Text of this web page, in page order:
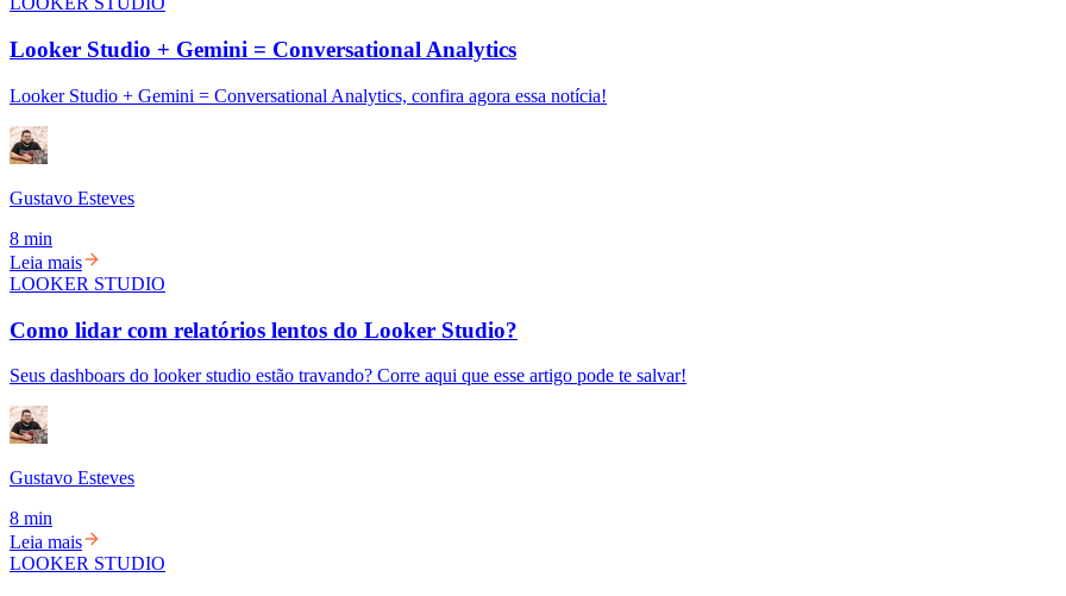
Looker Studio + Gemini = Conversational Analytics
Looker Studio + Gemini = Conversational Analytics, confira agora essa notícia!
Gustavo Esteves
8 min
Leia mais
LOOKER STUDIO
Como lidar com relatórios lentos do Looker Studio?
Seus dashboars do looker studio estão travando? Corre aqui que esse artigo pode te salvar!
Gustavo Esteves
8 min
Leia mais
LOOKER STUDIO